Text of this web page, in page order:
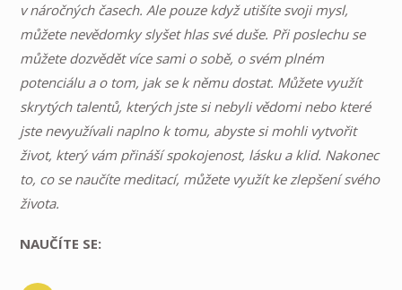
v náročných časech. Ale pouze když utišíte svoji mysl,
můžete nevědomky slyšet hlas své duše. Při poslechu se
můžete dozvědět více sami o sobě, o svém plném
potenciálu a o tom, jak se k němu dostat. Můžete využít
skrytých talentů, kterých jste si nebyli vědomi nebo které
jste nevyužívali naplno k tomu, abyste si mohli vytvořit
život, který vám přináší spokojenost, lásku a klid. Nakonec
to, co se naučíte meditací, můžete využít ke zlepšení svého
života.
NAUČÍTE SE: